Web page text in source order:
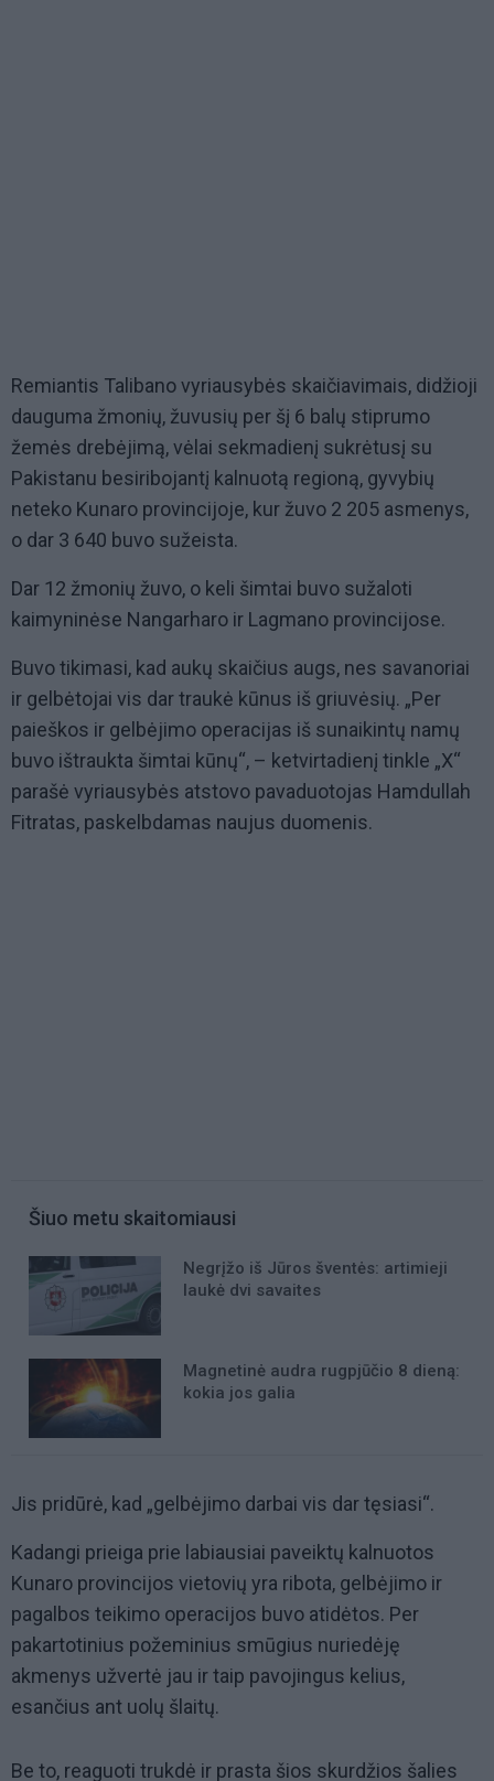
Remiantis Talibano vyriausybės skaičiavimais, didžioji
dauguma žmonių, žuvusių per šį 6 balų stiprumo
žemės drebėjimą, vėlai sekmadienį sukrėtusį su
Pakistanu besiribojantį kalnuotą regioną, gyvybių
neteko Kunaro provincijoje, kur žuvo 2 205 asmenys,
o dar 3 640 buvo sužeista.
Dar 12 žmonių žuvo, o keli šimtai buvo sužaloti
kaimyninėse Nangarharo ir Lagmano provincijose.
Buvo tikimasi, kad aukų skaičius augs, nes savanoriai
ir gelbėtojai vis dar traukė kūnus iš griuvėsių. „Per
paieškos ir gelbėjimo operacijas iš sunaikintų namų
buvo ištraukta šimtai kūnų“, – ketvirtadienį tinkle „X“
parašė vyriausybės atstovo pavaduotojas Hamdullah
Fitratas, paskelbdamas naujus duomenis.
Šiuo metu skaitomiausi
Negrįžo iš Jūros šventės: artimieji
laukė dvi savaites
Magnetinė audra rugpjūčio 8 dieną:
kokia jos galia
Jis pridūrė, kad „gelbėjimo darbai vis dar tęsiasi“.
Kadangi prieiga prie labiausiai paveiktų kalnuotos
Kunaro provincijos vietovių yra ribota, gelbėjimo ir
pagalbos teikimo operacijos buvo atidėtos. Per
pakartotinius požeminius smūgius nuriedėję
akmenys užvertė jau ir taip pavojingus kelius,
esančius ant uolų šlaitų.
Be to, reaguoti trukdė ir prasta šios skurdžios šalies